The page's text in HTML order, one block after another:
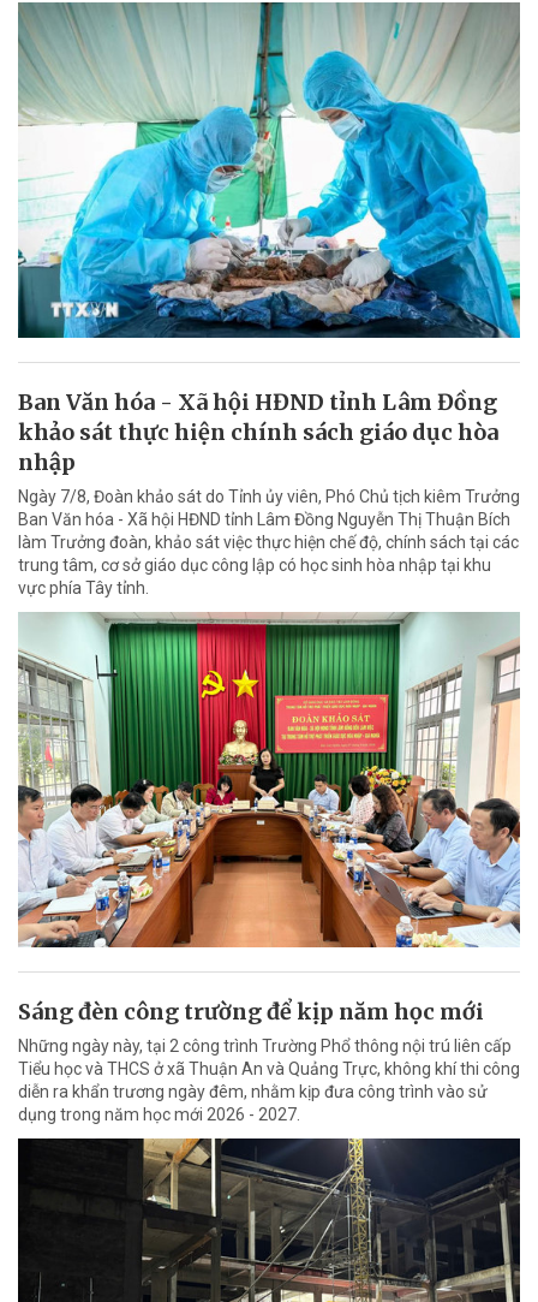
Ban Văn hóa - Xã hội HĐND tỉnh Lâm Đồng
khảo sát thực hiện chính sách giáo dục hòa
nhập
Ngày 7/8, Đoàn khảo sát do Tỉnh ủy viên, Phó Chủ tịch kiêm Trưởng
Ban Văn hóa - Xã hội HĐND tỉnh Lâm Đồng Nguyễn Thị Thuận Bích
làm Trưởng đoàn, khảo sát việc thực hiện chế độ, chính sách tại các
trung tâm, cơ sở giáo dục công lập có học sinh hòa nhập tại khu
vực phía Tây tỉnh.
Sáng đèn công trường để kịp năm học mới
Những ngày này, tại 2 công trình Trường Phổ thông nội trú liên cấp
Tiểu học và THCS ở xã Thuận An và Quảng Trực, không khí thi công
diễn ra khẩn trương ngày đêm, nhằm kịp đưa công trình vào sử
dụng trong năm học mới 2026 - 2027.